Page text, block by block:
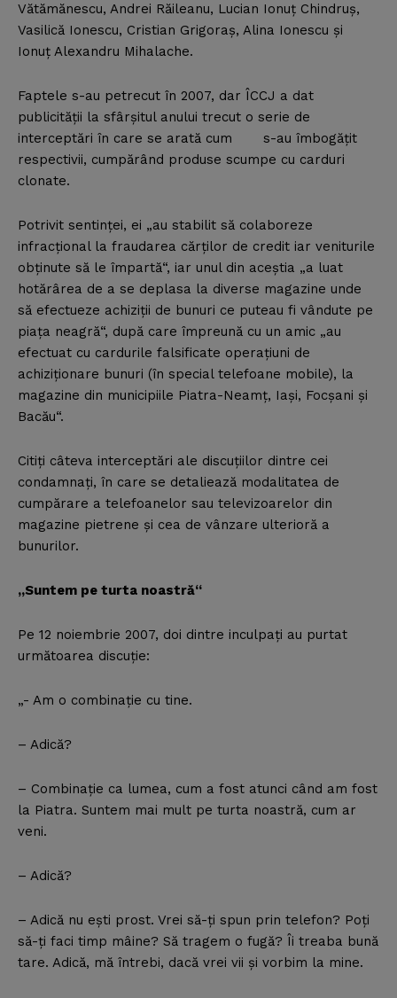
Vătămănescu, Andrei Răileanu, Lucian Ionuţ Chindruş,
Vasilică Ionescu, Cristian Grigoraş, Alina Ionescu şi
Ionuţ Alexandru Mihalache.
Faptele s-au petrecut în 2007, dar ÎCCJ a dat
publicităţii la sfârşitul anului trecut o serie de
interceptări în care se arată cum s-au îmbogăţit
respectivii, cumpărând produse scumpe cu carduri
clonate.
Potrivit sentinţei, ei „au stabilit să colaboreze
infracţional la fraudarea cărţilor de credit iar veniturile
obţinute să le împartă“, iar unul din aceştia „a luat
hotărârea de a se deplasa la diverse magazine unde
să efectueze achiziţii de bunuri ce puteau fi vândute pe
piaţa neagră“, după care împreună cu un amic „au
efectuat cu cardurile falsificate operaţiuni de
achiziţionare bunuri (în special telefoane mobile), la
magazine din municipiile Piatra-Neamţ, Iaşi, Focşani şi
Bacău“.
Citiţi câteva interceptări ale discuţiilor dintre cei
condamnaţi, în care se detaliează modalitatea de
cumpărare a telefoanelor sau televizoarelor din
magazine pietrene şi cea de vânzare ulterioră a
bunurilor.
„Suntem pe turta noastră“
Pe 12 noiembrie 2007, doi dintre inculpaţi au purtat
următoarea discuţie:
„- Am o combinaţie cu tine.
– Adică?
– Combinaţie ca lumea, cum a fost atunci când am fost
la Piatra. Suntem mai mult pe turta noastră, cum ar
veni.
– Adică?
– Adică nu eşti prost. Vrei să-ţi spun prin telefon? Poţi
să-ţi faci timp mâine? Să tragem o fugă? Îi treaba bună
tare. Adică, mă întrebi, dacă vrei vii şi vorbim la mine.